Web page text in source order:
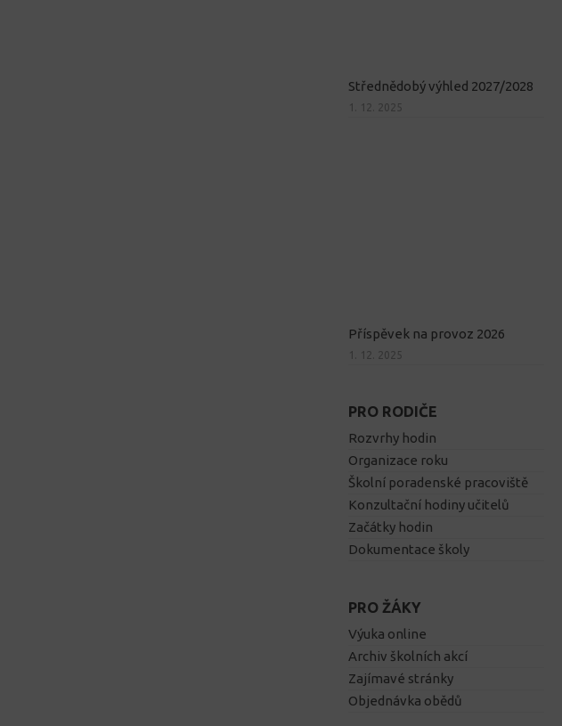
Střednědobý výhled 2027/2028
1. 12. 2025
Příspěvek na provoz 2026
1. 12. 2025
PRO RODIČE
Rozvrhy hodin
Organizace roku
Školní poradenské pracoviště
Konzultační hodiny učitelů
Začátky hodin
Dokumentace školy
PRO ŽÁKY
Výuka online
Archiv školních akcí
Zajímavé stránky
Objednávka obědů